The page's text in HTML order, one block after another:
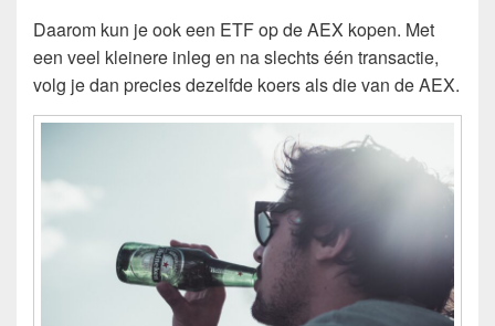
Daarom kun je ook een ETF op de AEX kopen. Met
een veel kleinere inleg en na slechts één transactie,
volg je dan precies dezelfde koers als die van de AEX.